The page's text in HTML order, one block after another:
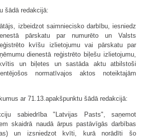
šādā redakcijā:
izbeidzot saimniecisko darbību, iesniedz
pārskatu par numurēto un Valsts
kvīšu izlietojumu vai pārskatu par
dienestā reģistrēto biļešu izlietojumu,
un biļetes un sastāda aktu atbilstoši
normatīvajos aktos noteiktajām
ar 71.13.apakšpunktu šādā redakcijā:
sabiedrība "Latvijas Pasts", saņemot
skaidrā naudā ārpus pastāvīgās darbības
un izsniedzot kvīti, kurā norādīti šo